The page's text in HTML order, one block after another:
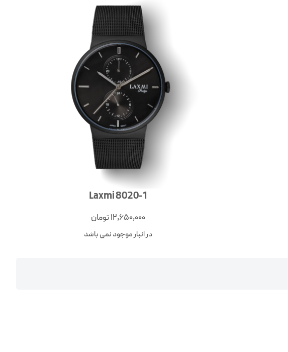
Laxmi 8020-1
12,650,000تومان
در انبار موجود نمی باشد